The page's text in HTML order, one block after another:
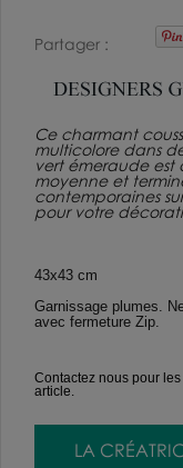
Partager
Ce charmant
multicolore dans
vert émeraude est
moyenne et
contemporaines
pour votre
43x43 cm
Garnissage plumes.
avec fermeture Zip.
Contactez nous pour
article.
LA